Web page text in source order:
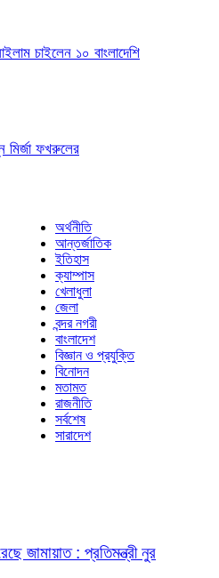
চাইলেন ১০ বাংলাদেশি
মির্জা ফখরুলের
অর্থনীতি
আন্তর্জাতিক
ইতিহাস
ক্যাম্পাস
খেলাধুলা
জেলা
বন্দর নগরী
বাংলাদেশ
বিজ্ঞান ও প্রযুক্তি
বিনোদন
মতামত
রাজনীতি
সর্বশেষ
সারাদেশ
জামায়াত : প্রতিমন্ত্রী নুর